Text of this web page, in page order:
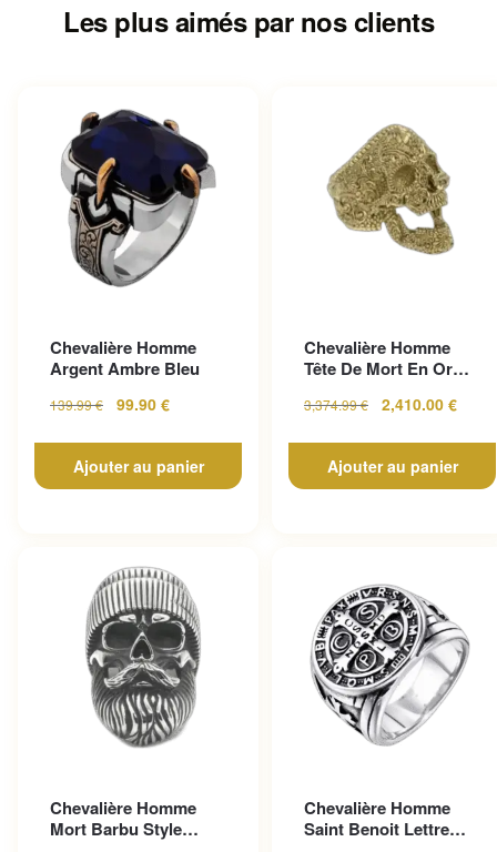
Les plus aimés par nos clients
Chevalière Homme
Argent Ambre Bleu
139.99€ 99.90 €
Ajouter au panier
Chevalière Homme
Tête De Mort En Or
Gothique...
3,374.99€ 2,410.00 €
Ajouter au panier
Chevalière Homme
Mort Barbu Style
Chevalière Homme
Saint Benoit Lettre